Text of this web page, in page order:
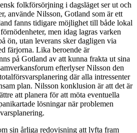
folkförsörjning i dagsläget ser ut och
använde Nilsson, Gotland som är ett
fanns tidigare möjlighet till både lokal
men idag lagras varken
ön, utan leverans sker dagligen via
färjorna. Lika beroende är
på Gotland av att kunna frakta ut sina
efterlyser Nilsson den
där alla intressenter
plan. Nilsson konklusion är att det är
att planera för att möta eventuella
lösningar när problemen
sin årliga redovisning att lyfta fram